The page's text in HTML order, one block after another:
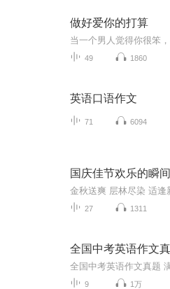
做好爱你的打算
49 1860
英语口语作文
71 6094
国庆佳节欢乐的瞬间
27 1311
9 1万